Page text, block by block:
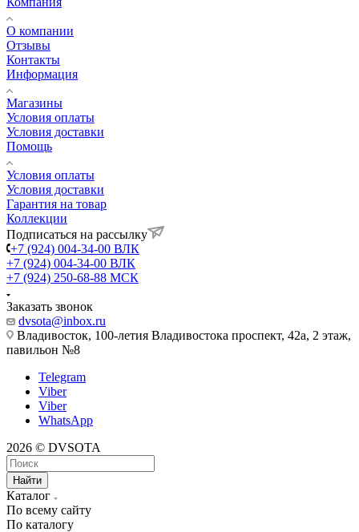
О компании
Отзывы
Контакты
Информация
Магазины
Условия оплаты
Условия доставки
Помощь
Условия оплаты
Условия доставки
Гарантия на товар
Коллекции
Подписаться на рассылку
+7 (924) 004-34-00 ВЛК
+7 (924) 004-34-00 ВЛК
+7 (924) 250-68-88 МСК
Заказать звонок
dvsota@inbox.ru
Владивосток, 100-летия Владивостока проспект, 42а, 2 этаж,
павильон №8
Telegram
Viber
Viber
WhatsApp
2026 © DVSOTA
Найти
Каталог
По всему сайту
По каталогу